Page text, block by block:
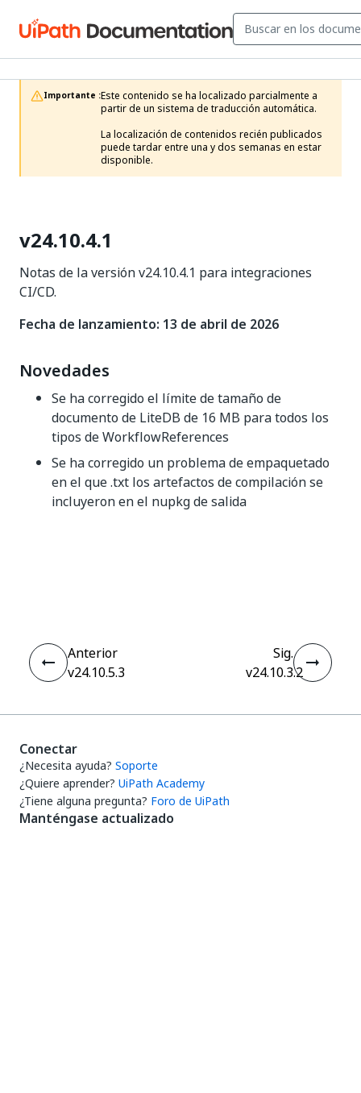
Importante :Este contenido se ha localizado parcialmente a
partir de un sistema de traducción automática.
La localización de contenidos recién publicados
puede tardar entre una y dos semanas en estar
disponible.
v24.10.4.1
Notas de la versión v24.10.4.1 para integraciones
CI/CD.
Fecha de lanzamiento: 13 de abril de 2026
Novedades
Se ha corregido el límite de tamaño de
documento de LiteDB de 16 MB para todos los
tipos de WorkflowReferences
Se ha corregido un problema de empaquetado
en el que .txt los artefactos de compilación se
incluyeron en el nupkg de salida
Anterior
v24.10.5.3
Sig.
v24.10.3.2
Conectar
¿Necesita ayuda? Soporte
¿Quiere aprender? UiPath Academy
¿Tiene alguna pregunta? Foro de UiPath
Manténgase actualizado